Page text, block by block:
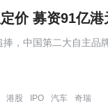
价 募资91亿
，中国第二大自主品
奇瑞
汽车
IPO
港股